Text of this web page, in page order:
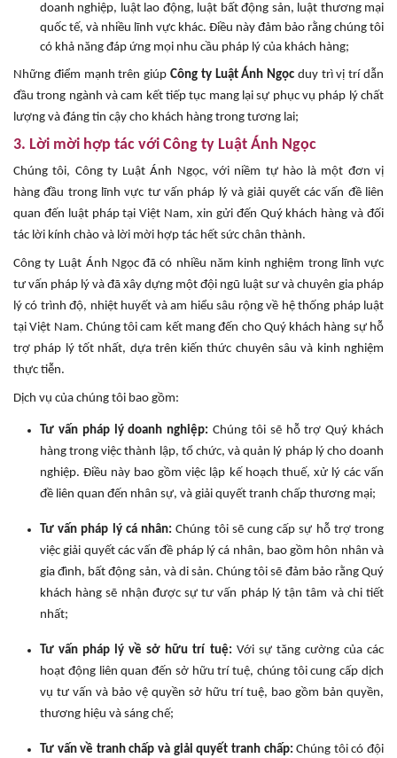
doanh nghiệp, luật lao động, luật bất động sản, luật thương mại
quốc tế, và nhiều lĩnh vực khác. Điều này đảm bảo rằng chúng tôi
có khả năng đáp ứng mọi nhu cầu pháp lý của khách hàng;
Những điểm mạnh trên giúp Công ty Luật Ánh Ngọc duy trì vị trí dẫn
đầu trong ngành và cam kết tiếp tục mang lại sự phục vụ pháp lý chất
lượng và đáng tin cậy cho khách hàng trong tương lai;
3. Lời mời hợp tác với Công ty Luật Ánh Ngọc
Chúng tôi, Công ty Luật Ánh Ngọc, với niềm tự hào là một đơn vị
hàng đầu trong lĩnh vực tư vấn pháp lý và giải quyết các vấn đề liên
quan đến luật pháp tại Việt Nam, xin gửi đến Quý khách hàng và đối
tác lời kính chào và lời mời hợp tác hết sức chân thành.
Công ty Luật Ánh Ngọc đã có nhiều năm kinh nghiệm trong lĩnh vực
tư vấn pháp lý và đã xây dựng một đội ngũ luật sư và chuyên gia pháp
lý có trình độ, nhiệt huyết và am hiểu sâu rộng về hệ thống pháp luật
tại Việt Nam. Chúng tôi cam kết mang đến cho Quý khách hàng sự hỗ
trợ pháp lý tốt nhất, dựa trên kiến thức chuyên sâu và kinh nghiệm
thực tiễn.
Dịch vụ của chúng tôi bao gồm:
Tư vấn pháp lý doanh nghiệp: Chúng tôi sẽ hỗ trợ Quý khách
hàng trong việc thành lập, tổ chức, và quản lý pháp lý cho doanh
nghiệp. Điều này bao gồm việc lập kế hoạch thuế, xử lý các vấn
đề liên quan đến nhân sự, và giải quyết tranh chấp thương mại;
Tư vấn pháp lý cá nhân: Chúng tôi sẽ cung cấp sự hỗ trợ trong
việc giải quyết các vấn đề pháp lý cá nhân, bao gồm hôn nhân và
gia đình, bất động sản, và di sản. Chúng tôi sẽ đảm bảo rằng Quý
khách hàng sẽ nhận được sự tư vấn pháp lý tận tâm và chi tiết
nhất;
Tư vấn pháp lý về sở hữu trí tuệ: Với sự tăng cường của các
hoạt động liên quan đến sở hữu trí tuệ, chúng tôi cung cấp dịch
vụ tư vấn và bảo vệ quyền sở hữu trí tuệ, bao gồm bản quyền,
thương hiệu và sáng chế;
Tư vấn về tranh chấp và giải quyết tranh chấp: Chúng tôi có đội